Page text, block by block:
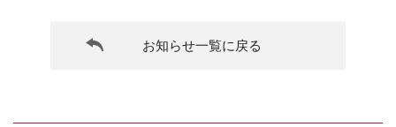
お知らせ一覧に戻る